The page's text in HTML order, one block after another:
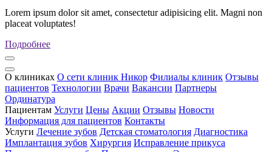
Lorem ipsum dolor sit amet, consectetur adipisicing elit. Magni non
placeat voluptates!
Подробнее
О клиниках О сети клиник Никор Филиалы клиник Отзывы
пациентов Технологии Врачи Вакансии Партнеры
Ординатура
Пациентам Услуги Цены Акции Отзывы Новости
Информация для пациентов Контакты
Услуги Лечение зубов Детская стоматология Диагностика
Имплантация зубов Хирургия Исправление прикуса